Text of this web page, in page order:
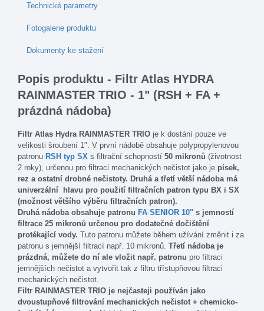
Technické parametry
Fotogalerie produktu
Dokumenty ke stažení
Popis produktu - Filtr Atlas HYDRA
RAINMASTER TRIO - 1" (RSH + FA +
prázdná nádoba)
Filtr Atlas Hydra RAINMASTER TRIO je k dostání pouze ve
velikosti šroubení 1". V první nádobě obsahuje polypropylenovou
patronu RSH typ SX s filtrační schopností 50 mikronů (životnost
2 roky), určenou pro filtraci mechanických nečistot jako je písek,
rez a ostatní drobné nečistoty. Druhá a třetí větší nádoba má
univerzální
hlavu pro použití filtračních patron typu BX i SX
(možnost většího výběru filtračních patron).
Druhá nádoba obsahuje patronu FA SENIOR 10" s jemností
filtrace 25 mikronů určenou pro dodatečné dočištění
protékající vody. Tuto patronu můžete během užívání změnit i za
patronu s jemnější filtrací např. 10 mikronů. Třetí nádoba je
prázdná, můžete do ní ale vložit např. patronu pro filtraci
jemnějších nečistot a vytvořit tak z filtru třístupňovou filtraci
mechanických nečistot.
Filtr RAINMASTER TRIO je nejčasteji používán jako
dvoustupňové filtrování mechanických nečistot + chemicko-